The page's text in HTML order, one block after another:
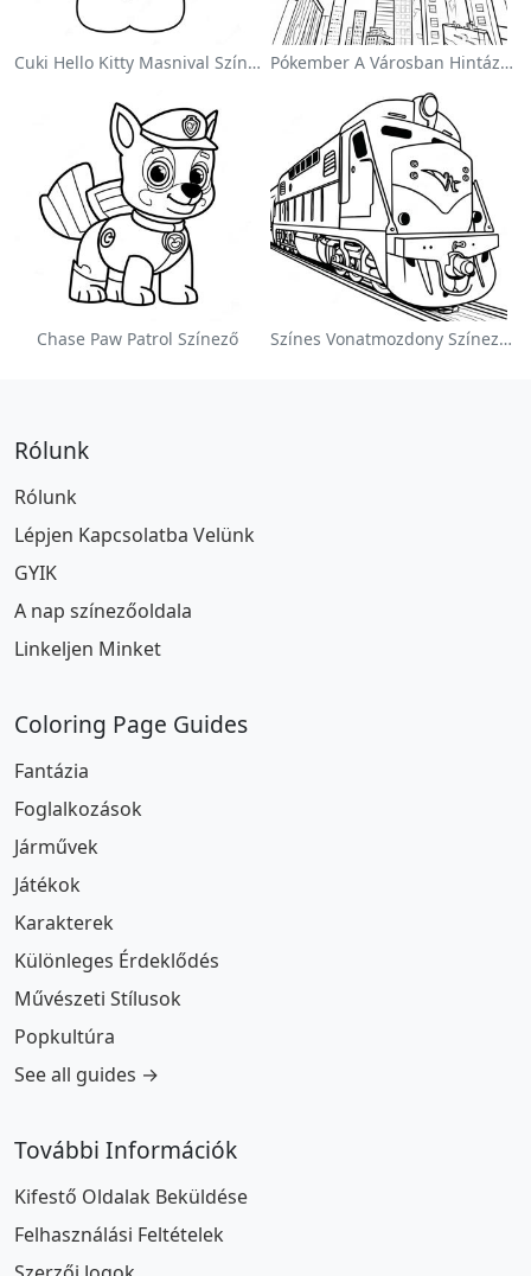
Cuki Hello Kitty Masnival Színezőlap Pókember A Városban Hintázva Színezőlap
Chase Paw Patrol Színező Színes Vonatmozdony Színezőlap
Rólunk
Rólunk
Lépjen Kapcsolatba Velünk
GYIK
A nap színezőoldala
Linkeljen Minket
Coloring Page Guides
Fantázia
Foglalkozások
Járművek
Játékok
Karakterek
Különleges Érdeklődés
Művészeti Stílusok
Popkultúra
See all guides →
További Információk
Kifestő Oldalak Beküldése
Felhasználási Feltételek